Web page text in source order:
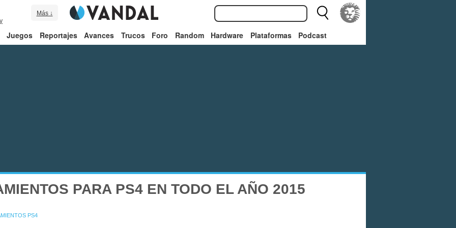
Más ↓
Juegos Reportajes Avances Trucos Foro Random Hardware Plataformas Podcast
PARA PS4 EN TODO EL AÑO 2015
PS4